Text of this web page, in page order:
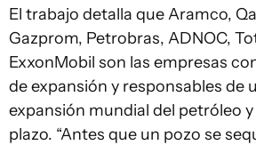
El trabajo detalla que Aramco,
Gazprom, Petrobras, ADNOC,
ExxonMobil son las empresas
de expansión y responsables de
expansión mundial del petróleo
plazo. “Antes que un pozo se